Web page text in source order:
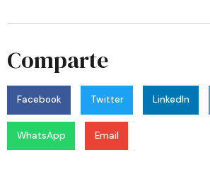
Comparte
Facebook Twitter LinkedIn
WhatsApp Email